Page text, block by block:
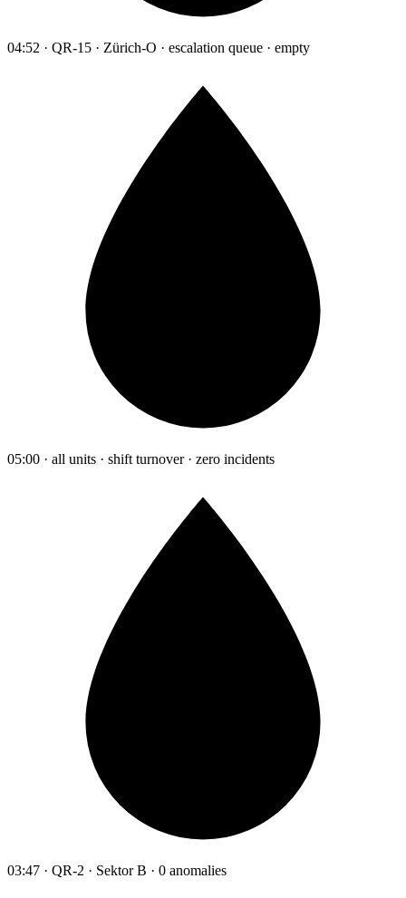
04:52 · QR-15 · Zürich-O · escalation queue · empty
05:00 · all units · shift turnover · zero incidents
03:47 · QR-2 · Sektor B · 0 anomalies